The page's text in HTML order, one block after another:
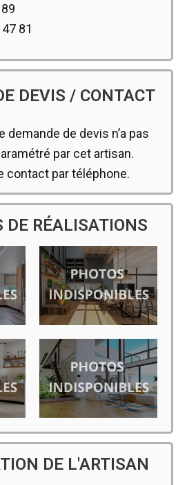
81
DEVIS / CONTACT
demande de devis n’a pas
par cet artisan.
contact par téléphone.
DE RÉALISATIONS
DE L'ARTISAN